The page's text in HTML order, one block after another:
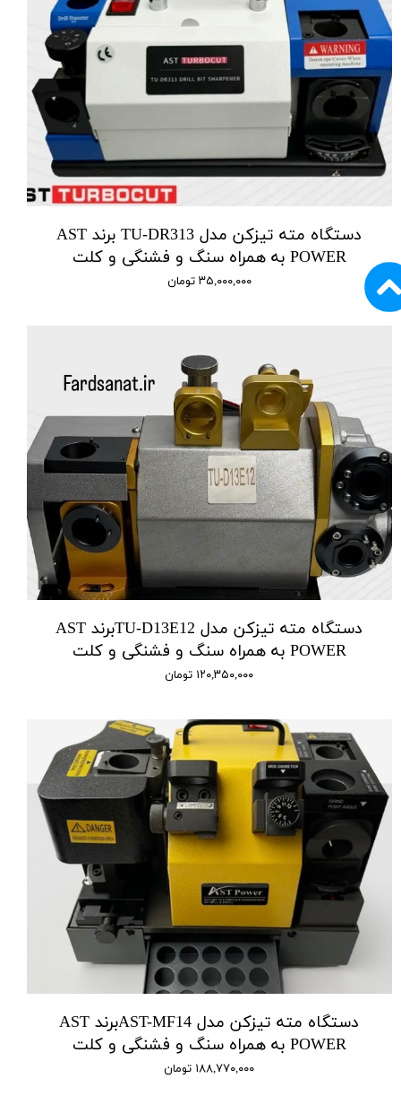
دستگاه مته تیزکن مدل TU-DR313 برند AST
POWER به همراه سنگ و فشنگی و کلت
۳۵,۰۰۰,۰۰۰ تومان
دستگاه مته تیزکن مدل TU-D13E12برند AST
POWER به همراه سنگ و فشنگی و کلت
۱۲۰,۳۵۰,۰۰۰ تومان
دستگاه مته تیزکن مدل AST-MF14برند AST
POWER به همراه سنگ و فشنگی و کلت
۱۸۸,۷۷۰,۰۰۰ تومان